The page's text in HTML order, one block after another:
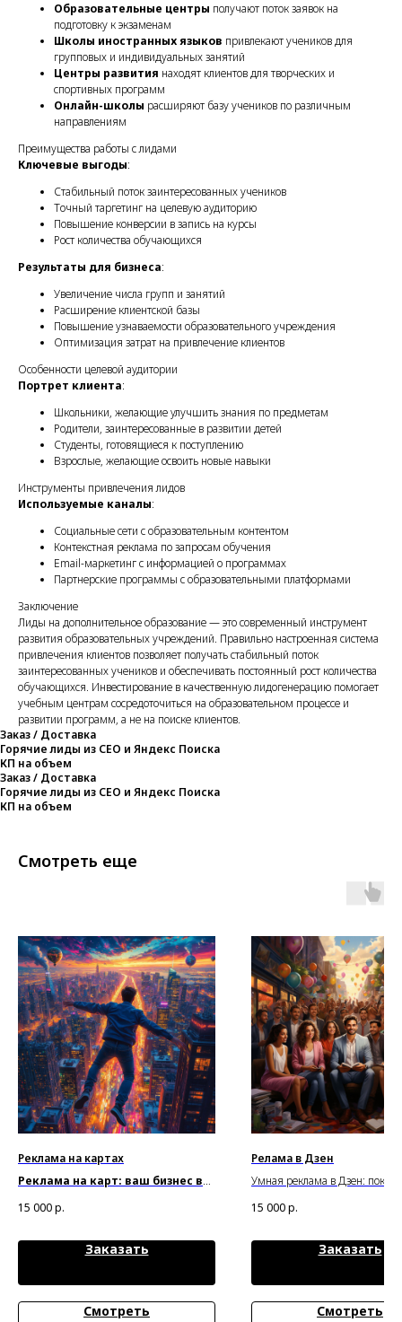
Образовательные центры получают поток заявок на
подготовку к экзаменам
Школы иностранных языков привлекают учеников для
групповых и индивидуальных занятий
Центры развития находят клиентов для творческих и
спортивных программ
Онлайн-школы расширяют базу учеников по различным
направлениям
Преимущества работы с лидами
Ключевые выгоды:
Стабильный поток заинтересованных учеников
Точный таргетинг на целевую аудиторию
Повышение конверсии в запись на курсы
Рост количества обучающихся
Результаты для бизнеса:
Увеличение числа групп и занятий
Расширение клиентской базы
Повышение узнаваемости образовательного учреждения
Оптимизация затрат на привлечение клиентов
Особенности целевой аудитории
Портрет клиента:
Школьники, желающие улучшить знания по предметам
Родители, заинтересованные в развитии детей
Студенты, готовящиеся к поступлению
Взрослые, желающие освоить новые навыки
Инструменты привлечения лидов
Используемые каналы:
Социальные сети с образовательным контентом
Контекстная реклама по запросам обучения
Email-маркетинг с информацией о программах
Партнерские программы с образовательными платформами
Заключение
Лиды на дополнительное образование — это современный инструмент
развития образовательных учреждений. Правильно настроенная система
привлечения клиентов позволяет получать стабильный поток
заинтересованных учеников и обеспечивать постоянный рост количества
обучающихся. Инвестирование в качественную лидогенерацию помогает
учебным центрам сосредоточиться на образовательном процессе и
развитии программ, а не на поиске клиентов.
Заказ / Доставка
Горячие лиды из СЕО и Яндекс Поиска
КП на объем
Заказ / Доставка
Горячие лиды из СЕО и Яндекс Поиска
КП на объем
Смотреть еще
Реклама на картах
Реклама на карт: ваш бизнес ви
15 000р.
Заказать
Смотреть
Релама в Дзен
Умная реклама в Дзен:
15 000р.
Заказать
Смотреть